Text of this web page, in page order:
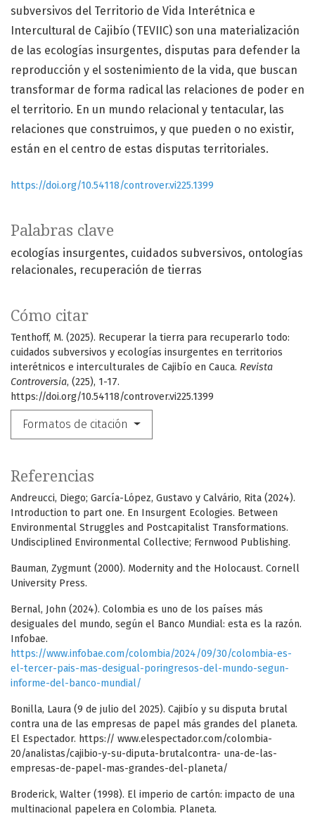
Palabras clave
ecologías insurgentes cuidados subversivos ontologías
relacionales recuperación de tierras
Cómo citar
Tenthoff, M. (2025). Recuperar la tierra para recuperarlo todo:
cuidados subversivos y ecologías insurgentes en territorios
interétnicos e interculturales de Cajibío en Cauca. Revista
Controversia, (225), 1-17.
https://doi.org/10.54118/controver.vi225.1399
Formatos de citación
subversivos del Territorio de Vida Interétnica e
Intercultural de Cajibío (TEVIIC) son una materialización
de las ecologías insurgentes, disputas para defender la
reproducción y el sostenimiento de la vida, que buscan
transformar de forma radical las relaciones de poder en
el territorio. En un mundo relacional y tentacular, las
relaciones que construimos, y que pueden o no existir,
están en el centro de estas disputas territoriales.
https://doi.org/10.54118/controver.vi225.1399
Referencias
Andreucci, Diego; García-López, Gustavo y Calvário, Rita (2024).
Introduction to part one. En Insurgent Ecologies. Between
Environmental Struggles and Postcapitalist Transformations.
Undisciplined Environmental Collective; Fernwood Publishing.
Bauman, Zygmunt (2000). Modernity and the Holocaust. Cornell
University Press.
Bernal, John (2024). Colombia es uno de los países más
desiguales del mundo, según el Banco Mundial: esta es la razón.
Infobae.
https://www.infobae.com/colombia/2024/09/30/colombia-es-
el-tercer-pais-mas-desigual-poringresos-del-mundo-segun-
informe-del-banco-mundial/
Bonilla, Laura (9 de julio del 2025). Cajibío y su disputa brutal
contra una de las empresas de papel más grandes del planeta.
El Espectador. https:// www.elespectador.com/colombia-
20/analistas/cajibio-y-su-diputa-brutalcontra- una-de-las-
empresas-de-papel-mas-grandes-del-planeta/
Broderick, Walter (1998). El imperio de cartón: impacto de una
multinacional papelera en Colombia. Planeta.